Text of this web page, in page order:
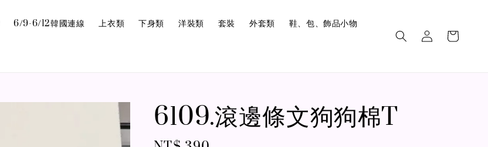
6/9-6/12韓國連線 上衣類 下身類 洋裝類 套裝 外套類 鞋、包、飾品小物
6109.滾邊條文狗狗棉T